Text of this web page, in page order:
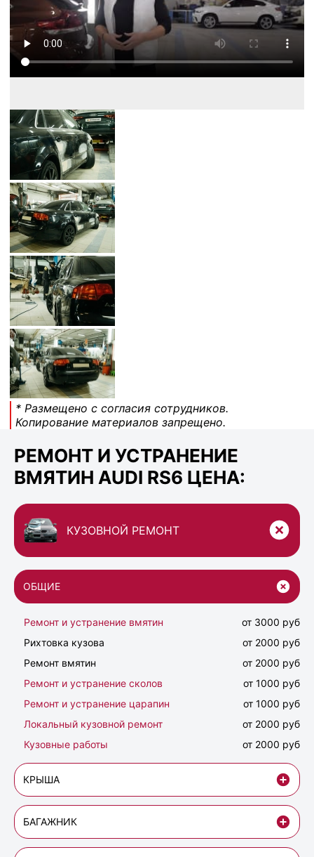
* Размещено с согласия сотрудников.
Копирование материалов запрещено.
РЕМОНТ И УСТРАНЕНИЕ
ВМЯТИН AUDI RS6 ЦЕНА:
КУЗОВНОЙ РЕМОНТ
ОБЩИЕ
Ремонт и устранение вмятин
от 3000 руб
Рихтовка кузова
от 2000 руб
Ремонт вмятин
от 2000 руб
Ремонт и устранение сколов
от 1000 руб
Ремонт и устранение царапин
от 1000 руб
Локальный кузовной ремонт
от 2000 руб
Кузовные работы
от 2000 руб
КРЫША
БАГАЖНИК